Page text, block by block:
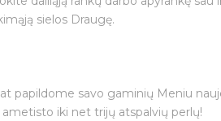
sielos Draugę.
papildome savo gaminių Meniu
iki net trijų atspalvių perlų!